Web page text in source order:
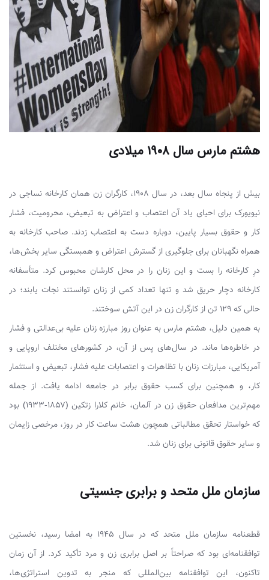
هشتم مارس سال ۱۹۰۸ میلادی
بیش از پنجاه سال بعد، در سال ۱۹۰۸، کارگران زن همان کارخانه نساجی در
نیویورک برای احیای یاد آن اعتصاب و اعتراض به تبعیض، محرومیت، فشار
کار و حقوق بسیار پایین، دوباره دست به اعتصاب زدند. صاحب کارخانه به
همراه نگهبانان برای جلوگیری از گسترش اعتراض و همبستگی سایر بخش‌ها،
درِ کارخانه را بست و این زنان را در محل کارشان محبوس کرد. متأسفانه
کارخانه دچار حریق شد و تنها تعداد کمی از زنان توانستند نجات یابند؛ در
حالی که ۱۲۹ تن از کارگران زن در این آتش سوختند.
به همین دلیل، هشتم مارس به عنوان روز مبارزه زنان علیه بی‌عدالتی و فشار
در خاطره‌ها ماند. در سال‌های پس از آن، در کشورهای مختلف اروپایی و
آمریکایی، مبارزات زنان با تظاهرات و اعتصابات علیه فشار، تبعیض و استثمار
کار، و همچنین برای کسب حقوق برابر در جامعه ادامه یافت. از جمله
مهم‌ترین مدافعان حقوق زن در آلمان، خانم کلارا زتکین (۱۸۵۷-۱۹۳۳) بود
که خواستار تحقق مطالباتی همچون هشت ساعت کار در روز، مرخصی زایمان
و سایر حقوق قانونی برای زنان شد.
سازمان ملل متحد و برابری جنسیتی
قطعنامه سازمان ملل متحد که در سال ۱۹۴۵ به امضا رسید، نخستین
توافقنامه‌ای بود که صراحتاً بر اصل برابری زن و مرد تأکید کرد. از آن زمان
تاکنون، این توافقنامه بین‌المللی که منجر به تدوین استراتژی‌ها،